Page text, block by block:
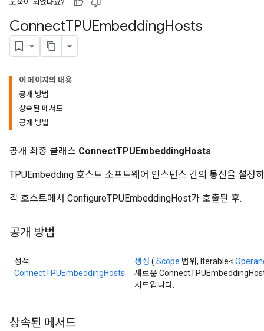
도움이 되었나요?
ConnectTPUEmbeddingHosts
이 페이지의 내용
공개 방법
상속된 메서드
공개 방법
공개 최종 클래스 ConnectTPUEmbeddingHosts
TPUEmbedding 호스트 소프트웨어 인스턴스 간의 통신을 설정
각 호스트에서 ConfigureTPUEmbeddingHost가 호출된 후.
공개 방법
정적
ConnectTPUEmbeddingHosts
생성 ( Scope 범위, Iterable<
새로운
서드입니다.
상속된 메서드